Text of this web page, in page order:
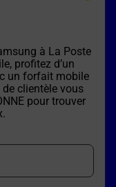
à La Poste
profitez d’un
un forfait mobile
clientèle vous
pour trouver